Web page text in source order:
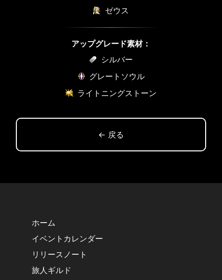
ゼウス
アップグレード素材：
シルバー
グレートソウル
ライトニングストーン
← 戻る
ホーム
イベントカレンダー
リリースノート
旅人ギルド